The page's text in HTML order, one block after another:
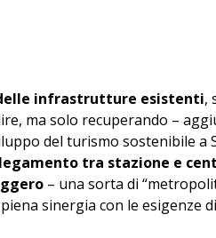
infrastrutture esistenti,
ma solo recuperando –
del turismo sostenibile a
tra stazione e
– una sorta di
sinergia con le esigenze